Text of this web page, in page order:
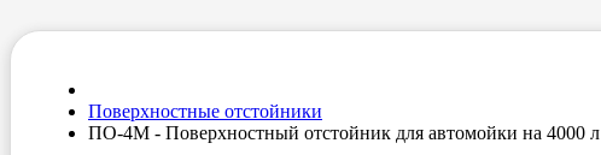
Поверхностные отстойники
ПО-4M - Поверхностный отстойник для автомойки на 4000 л